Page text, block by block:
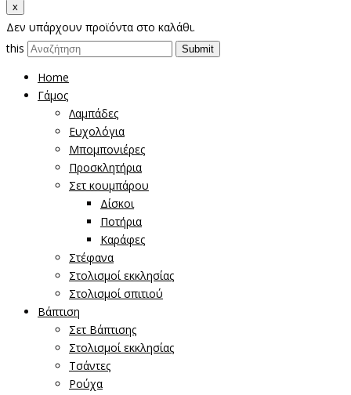
x
Δεν υπάρχουν προϊόντα στο καλάθι.
this
Home
Γάμος
Λαμπάδες
Ευχολόγια
Μπομπονιέρες
Προσκλητήρια
Σετ κουμπάρου
Δίσκοι
Ποτήρια
Καράφες
Στέφανα
Στολισμοί εκκλησίας
Στολισμοί σπιτιού
Βάπτιση
Σετ Βάπτισης
Στολισμοί εκκλησίας
Τσάντες
Ρούχα